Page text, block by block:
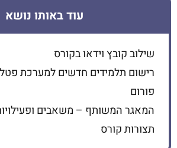
עוד באותו נושא
שילוב קובץ וידאו בקורס
רישום תלמידים חדשים למערכת פטל
פורום
המאגר המשותף – משאבים ופעילויות
תצורות קורס